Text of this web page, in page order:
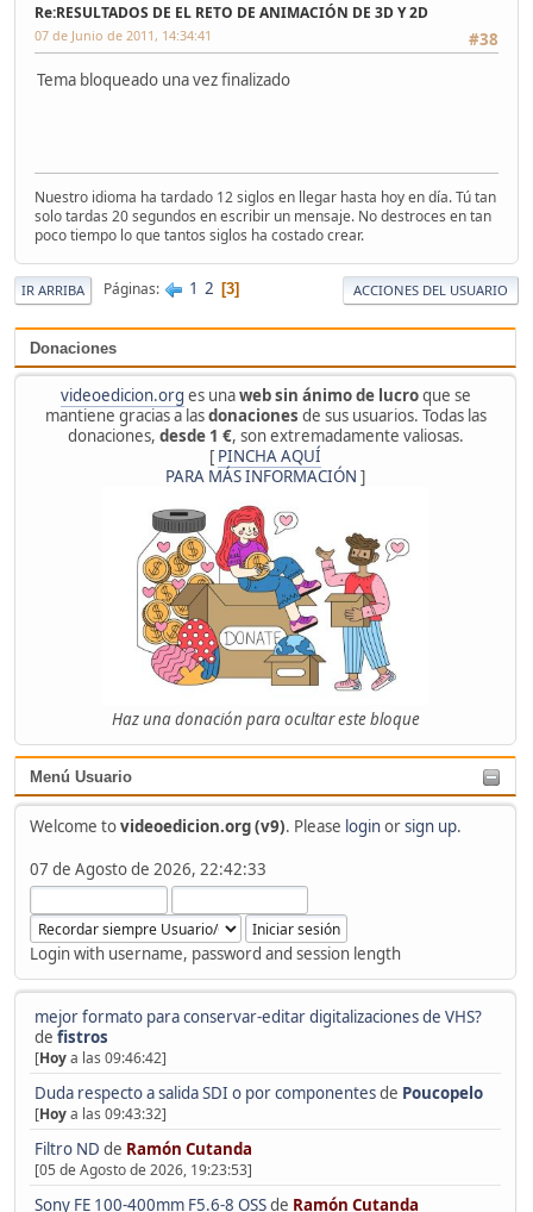
Donaciones
videoedicion.org es unaweb sin ánimo de lucroque se
mantiene gracias a lasdonaciones de sus usuarios. Todas las
donaciones, desde 1 €, son extremadamente valiosas.
[ PINCHA AQUÍ
PARA MÁS INFORMACIÓN ]
Haz una donación para ocultar este bloque
Menú Usuario
Welcome tovideoedicion.org (v9). Please loginorsign up.
07 de Agosto de 2026, 22:42:33
Login with username, password and session length
mejor formato para conservar-editar digitalizaciones de VHS?
de fistros
[Hoya las 09:46:42]
Duda respecto a salida SDI o por componentesde Poucopelo
[Hoya las 09:43:32]
Filtro ND de Ramón Cutanda
[05 de Agosto de 2026, 19:23:53]
Sony FE 100-400mm F5.6-8 OSSde Ramón Cutanda
Re:RESULTADOS DE EL RETO DE ANIMACIÓN DE 3D Y 2D
#38
07 de Junio de 2011, 14:34:41
Tema bloqueado una vez finalizado
Nuestro idioma ha tardado 12 siglos en llegar hasta hoy en día. Tú tan
solo tardas 20 segundos en escribir un mensaje. No destroces en tan
poco tiempo lo que tantos siglos ha costado crear.
IR ARRIBA Páginas 1 2 3 ACCIONES DEL USUARIO